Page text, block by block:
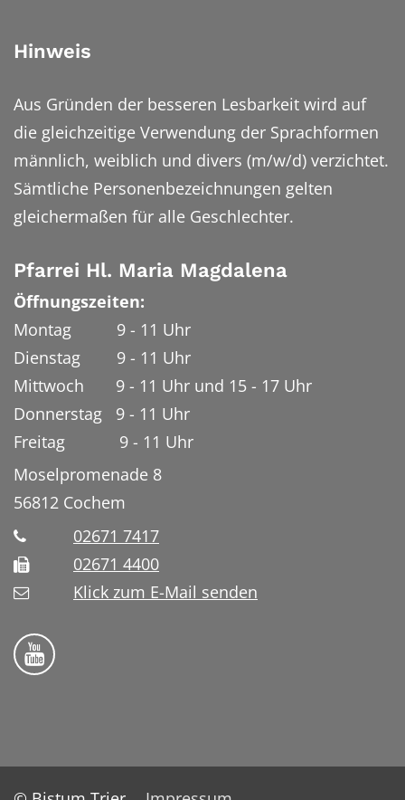
Hinweis
Aus Gründen der besseren Lesbarkeit wird auf
die gleichzeitige Verwendung der Sprachformen
männlich, weiblich und divers (m/w/d) verzichtet.
Sämtliche Personenbezeichnungen gelten
gleichermaßen für alle Geschlechter.
Pfarrei Hl. Maria Magdalena
Öffnungszeiten:
Montag 9 - 11 Uhr
Dienstag 9 - 11 Uhr
Mittwoch 9 - 11 Uhr und 15 - 17 Uhr
Donnerstag 9 - 11 Uhr
Freitag 9 - 11 Uhr
Moselpromenade 8
56812 Cochem
02671 7417
02671 4400
Klick zum E-Mail senden
Bistum Trier auf YouTube